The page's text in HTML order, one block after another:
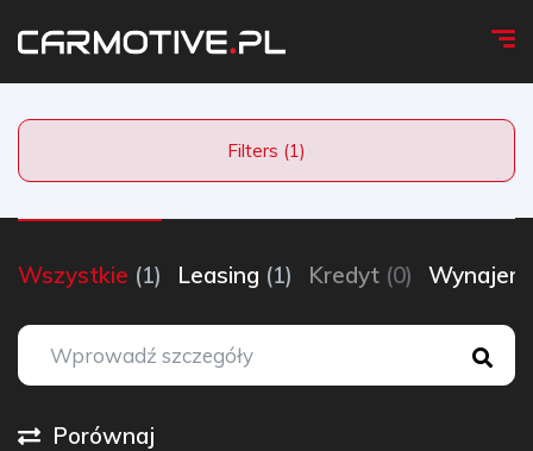
Filters (1)
Wszystkie (1) Leasing (1) Kredyt (0) Wynajem
Porównaj